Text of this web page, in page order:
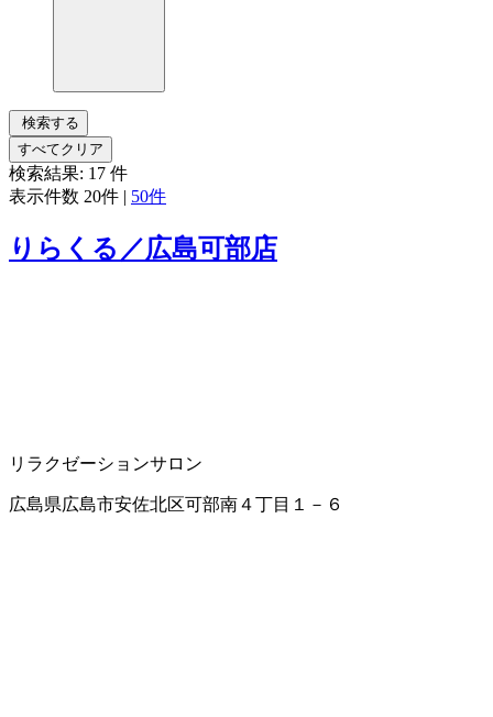
検索する
すべてクリア
検索結果: 17 件
表示件数 20件 | 50件
りらくる／広島可部店
リラクゼーションサロン
広島県広島市安佐北区可部南４丁目１－６